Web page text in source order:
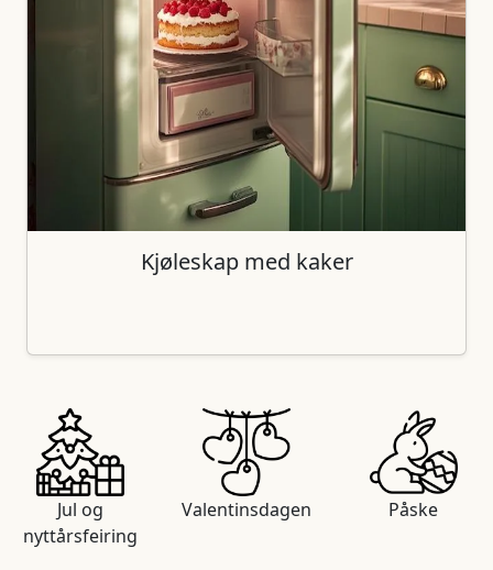
Kjøleskap med kaker
Jul og
nyttårsfeiring
Valentinsdagen Påske